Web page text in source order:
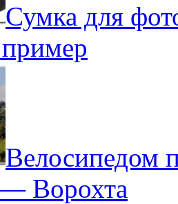
Сумка для
Велосипедом
Ворохта